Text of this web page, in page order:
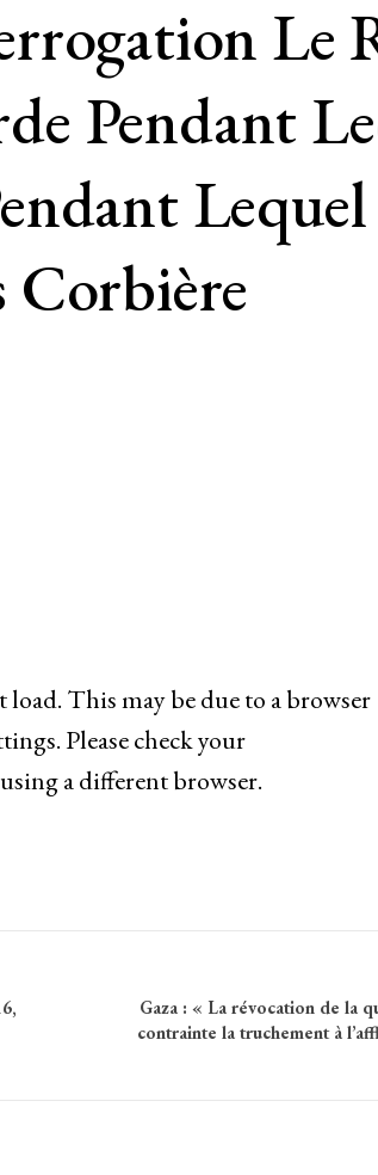
Le
Pendant
This may be due to a browser
Please check your
a different browser.
Gaza : « La révocation de la
contrainte la truchement à